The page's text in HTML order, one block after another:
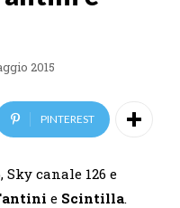
2015
PINTEREST
Sky canale 126 e
e Scintilla.